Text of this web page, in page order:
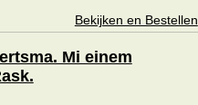
Bekijken en Bestellen
Mi einem